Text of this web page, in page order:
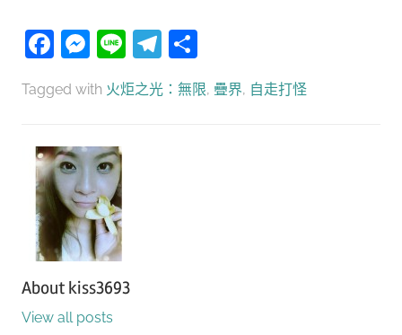
Facebook
Messenger
LineTelegram
Tagged with 火炬之光：無限, 疊界, 自走打怪
About kiss3693
View all posts